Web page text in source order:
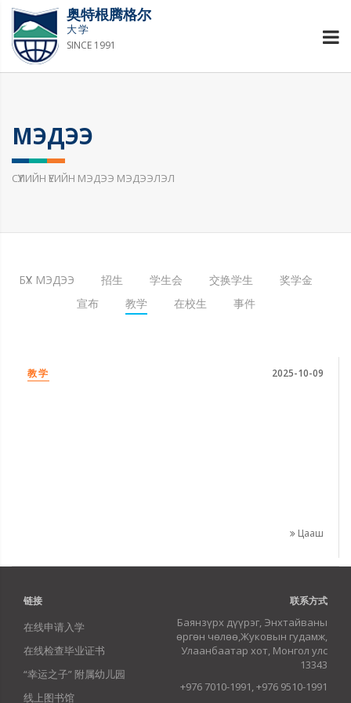
奥特根腾格尔
大学
SINCE 1991
МЭДЭЭ
СҮҮЛИЙН ҮЕИЙН МЭДЭЭ МЭДЭЭЛЭЛ
БҮХ МЭДЭЭ 招生 学生会 交换学生
奖学金
宣布
教学 在校生 事件
教学 2025-10-09
Цааш
链接
在线申请入学
在线检查毕业证书
“幸运之子” 附属幼儿园
线上图书馆
联系方式
Баянзүрх дүүрэг, Энхтайваны
өргөн чөлөө,Жуковын гудамж,
Улаанбаатар хот, Монгол улс
13343
+976 7010-1991, +976 9510-1991